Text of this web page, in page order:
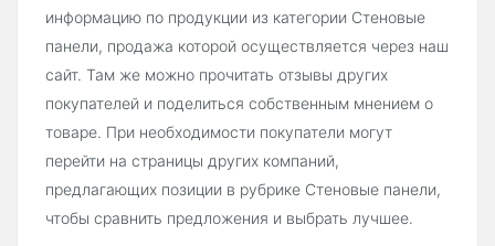
информацию по продукции из категории Стеновые
панели, продажа которой осуществляется через наш
сайт. Там же можно прочитать отзывы других
покупателей и поделиться собственным мнением о
товаре. При необходимости покупатели могут
перейти на страницы других компаний,
предлагающих позиции в рубрике Стеновые панели,
чтобы сравнить предложения и выбрать лучшее.